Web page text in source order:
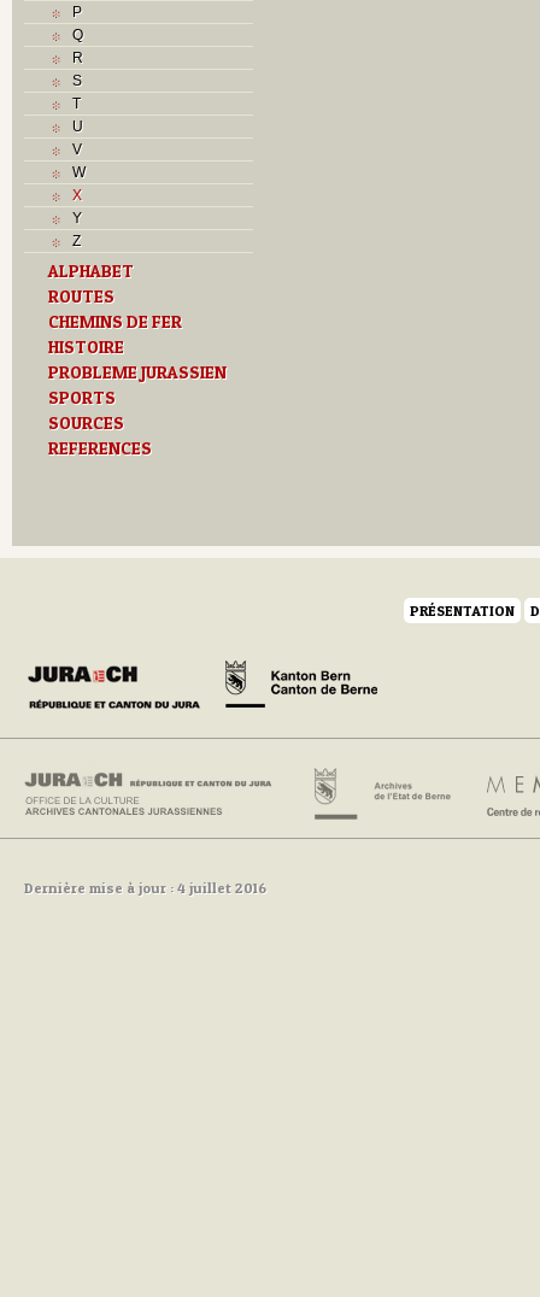
P
Q
R
S
T
U
V
W
X
Y
Z
ALPHABET
ROUTES
CHEMINS DE FER
HISTOIRE
PROBLEME JURASSIEN
SPORTS
SOURCES
REFERENCES
PRÉSENTATION
Dernière mise à jour : 4 juillet 2016